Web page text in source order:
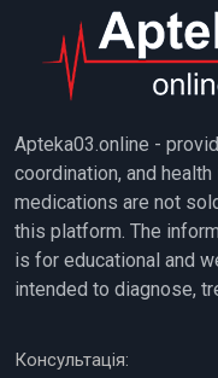
Apteka03.online -
coordination, and
medications are not
this platform. The
is for educational and
intended to diagnose,
Консультація: